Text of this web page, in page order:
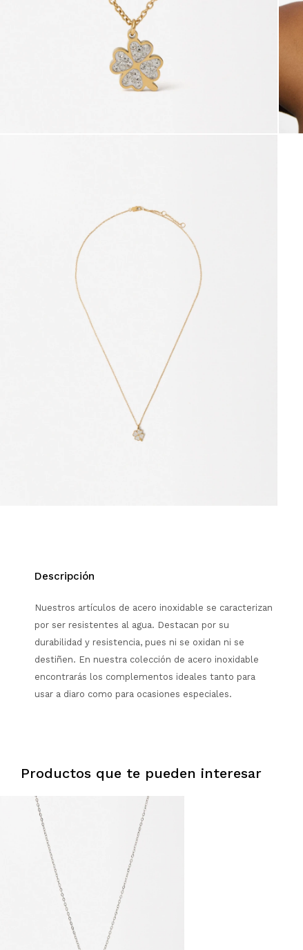
Descripción
Nuestros artículos de acero inoxidable se caracterizan
por ser resistentes al agua. Destacan por su
durabilidad y resistencia, pues ni se oxidan ni se
destiñen. En nuestra colección de acero inoxidable
encontrarás los complementos ideales tanto para
usar a diaro como para ocasiones especiales.
Productos que te pueden interesar